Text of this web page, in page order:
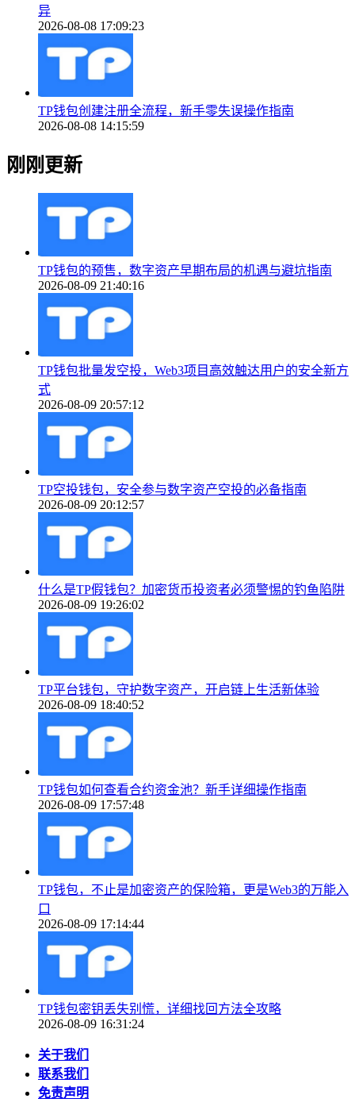
异
2026-08-08 17:09:23
TP钱包创建注册全流程，新手零失误操作指南
2026-08-08 14:15:59
刚刚更新
TP钱包的预售，数字资产早期布局的机遇与避坑指南
2026-08-09 21:40:16
TP钱包批量发空投，Web3项目高效触达用户的安全新方
式
2026-08-09 20:57:12
TP空投钱包，安全参与数字资产空投的必备指南
2026-08-09 20:12:57
什么是TP假钱包？加密货币投资者必须警惕的钓鱼陷阱
2026-08-09 19:26:02
TP平台钱包，守护数字资产，开启链上生活新体验
2026-08-09 18:40:52
TP钱包如何查看合约资金池？新手详细操作指南
2026-08-09 17:57:48
TP钱包，不止是加密资产的保险箱，更是Web3的万能入
口
2026-08-09 17:14:44
TP钱包密钥丢失别慌，详细找回方法全攻略
2026-08-09 16:31:24
关于我们
联系我们
免责声明